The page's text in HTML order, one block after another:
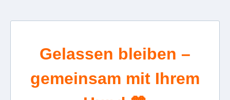
Gelassen bleiben –
gemeinsam mit Ihrem